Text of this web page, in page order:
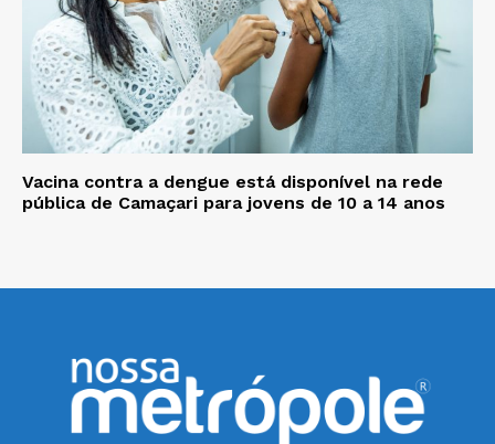
Vacina contra a dengue está disponível na rede
pública de Camaçari para jovens de 10 a 14 anos